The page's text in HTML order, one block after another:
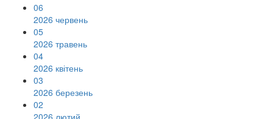
06
2026 червень
05
2026 травень
04
2026 квітень
03
2026 березень
02
2026 лютий